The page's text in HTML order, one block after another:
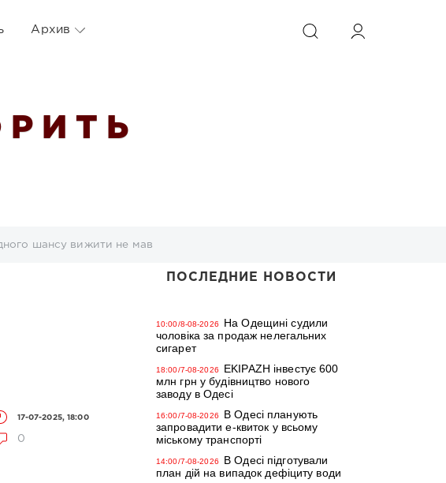
ИСКАТЬ
Архив
И Т Ь
шансу вижити не мав
17-07-2025, 18:00
0
ПОСЛЕДНИЕ НОВОСТИ
10:00/8-08-2026
На Одещині судили
чоловіка за продаж нелегальних
сигарет
18:00/7-08-2026
EKIPAZH інвестує 600
млн грн у будівництво нового
заводу в Одесі
16:00/7-08-2026
В Одесі планують
запровадити е-квиток у всьому
міському транспорті
14:00/7-08-2026
В Одесі підготували
план дій на випадок дефіциту води